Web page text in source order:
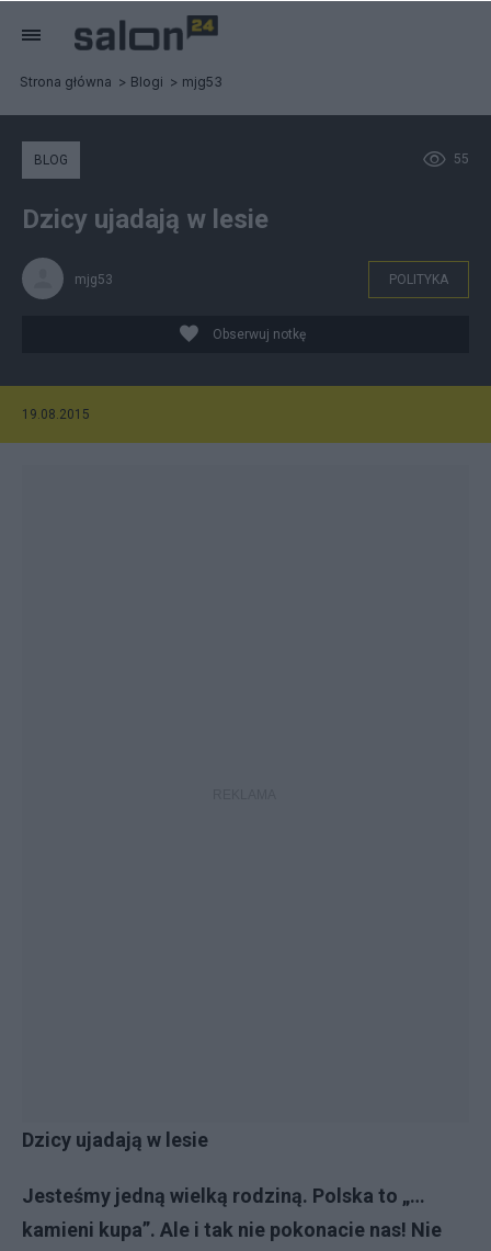
Strona główna Blogi mjg53
55
BLOG
Dzicy ujadają w lesie
mjg53 POLITYKA
Obserwuj notkę
19.08.2015
Dzicy ujadają w lesie
Jesteśmy jedną wielką rodziną. Polska to „…
kamieni kupa”. Ale i tak nie pokonacie nas! Nie